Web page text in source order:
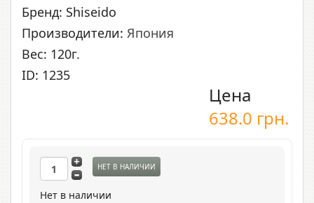
Бренд: Shiseido
Производители: Япония
Вес: 120г.
ID: 1235
Цена
638.0 грн.
НЕТ В НАЛИЧИИ
Нет в наличии